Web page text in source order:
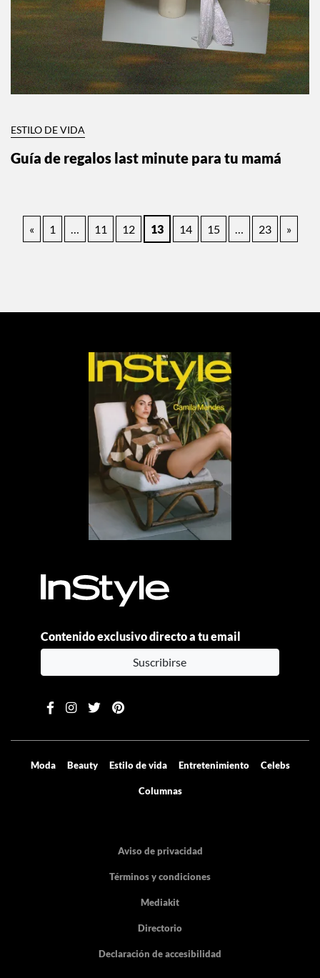
ESTILO DE VIDA
Guía de regalos last minute para tu mamá
Paginación
« 1 … 11 12 13 14 15 … 23 »
Contenido exclusivo directo a tu email
Suscribirse
Moda Beauty Estilo de vida Entretenimiento Celebs
Columnas
Aviso de privacidad
Términos y condiciones
Mediakit
Directorio
Declaración de accesibilidad